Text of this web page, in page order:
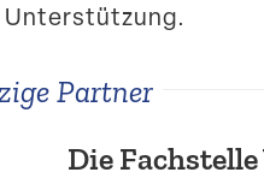
Unterstützung.
Partner
Die